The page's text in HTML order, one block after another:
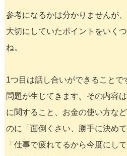
参考になるかは分かりませんが
大切にしていたポイントをいく
ね。
1つ目は話し合いができることで
問題が生じてきます。その内容
に関すること、お金の使い方な
のに「面倒くさい、勝手に決め
「仕事で疲れてるから今度にし